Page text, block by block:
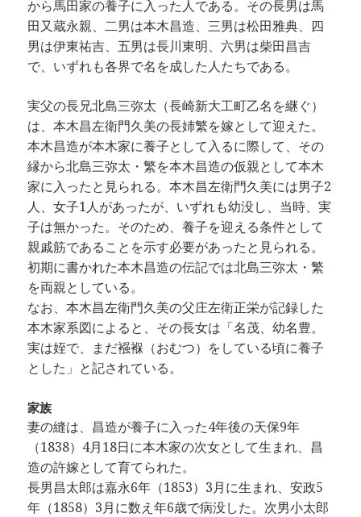
から馬田家の養子に入った人である。その長男は馬
田又蔵永親、二男は本木昌造、三男は松田雅典、四
男は伊東祐吉、五男は長川東明、六男は柴田昌吉
で、いずれも各界で名を成した人たちである。
実父の長兄北島三弥太（長崎新大工町乙名を継ぐ）
は、本木昌左衛門久美の長姉繁を嫁として迎えた。
本木昌造が本木家に養子として入るに際して、その
縁から北島三弥太・繁を本木昌造の仮親として本木
家に入ったと見られる。本木昌左衛門久美には男子2
人、女子1人があったが、いずれも幼没し、当時、実
子は無かった。そのため、養子を迎える条件として
親戚筋であることを示す必要があったと見られる。
初期に書かれた本木昌造の伝記では北島三弥太・繁
を両親としている。
なお、本木昌左衛門久美の父庄左衛正栄が記録した
本木家系図によると、その長女は「名茂、幼名豊。
実は姪で、まだ襁褓（おむつ）をしている頃に養子
とした」と記されている。
家族
妻の縫は、昌造が養子に入った4年後の天保9年
（1838）4月18日に本木家の次女として生まれ、昌
造の許嫁として育てられた。
長男昌太郎は嘉永6年（1853）3月に生まれ、安政5
年（1858）3月に数え年6歳で病没した。次男小太郎